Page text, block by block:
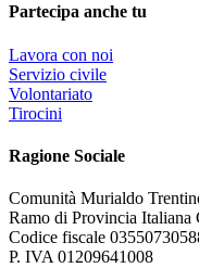
Partecipa anche tu
Lavora con noi
Servizio civile
Volontariato
Tirocini
Ragione Sociale
Comunità Murialdo
Ramo di Provincia
Codice fiscale
P. IVA 01209641008